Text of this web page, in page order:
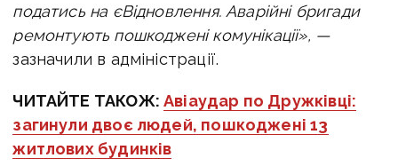
податись на єВідновлення. Аварійні бригади
ремонтують пошкоджені комунікації», —
зазначили в адміністрації.
ЧИТАЙТЕ ТАКОЖ:Авіаудар по Дружківці:
загинули двоє людей, пошкоджені 13
житлових будинків